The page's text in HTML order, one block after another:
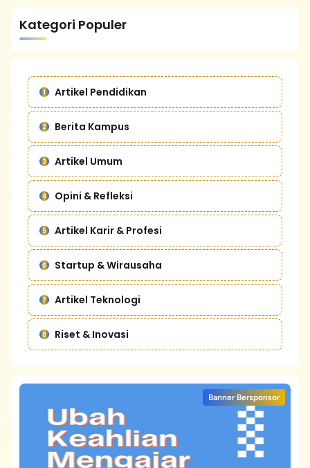
Kategori Populer
Artikel Pendidikan
Berita Kampus
Artikel Umum
Opini & Refleksi
Artikel Karir & Profesi
Startup & Wirausaha
Artikel Teknologi
Riset & Inovasi
Banner Bersponsor